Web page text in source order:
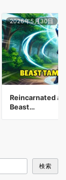
2026年5月30日
Reincarnated
Beast…
検索